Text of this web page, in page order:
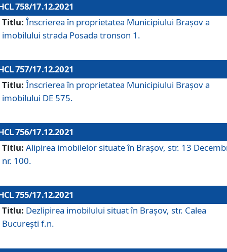
758/17.12.2021
Titlu: Înscrierea în proprietatea Municipiului Brașov a
imobilului strada Posada tronson 1.
757/17.12.2021
Titlu: Înscrierea în proprietatea Municipiului Brașov a
imobilului DE 575.
756/17.12.2021
Titlu: Alipirea imobilelor situate în Brașov, str. 13
nr. 100.
755/17.12.2021
Titlu: Dezlipirea imobilului situat în Brașov, str. Calea
București f.n.